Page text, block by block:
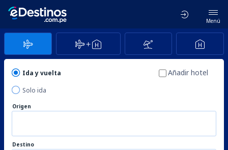
Menú
Ida y vuelta
Solo ida
Añadir hotel
Origen
Destino